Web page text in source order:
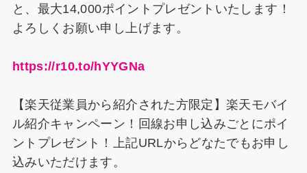
と、最大14,000ポイントプレゼントいたします！
よろしくお願い申し上げます。
https://r10.to/hYYGNa
【楽天従業員から紹介された方限定】楽天モバイ
ル紹介キャンペーン！回線お申し込みごとにポイ
ントプレゼント！上記URLからどなたでもお申し
込みいただけます。